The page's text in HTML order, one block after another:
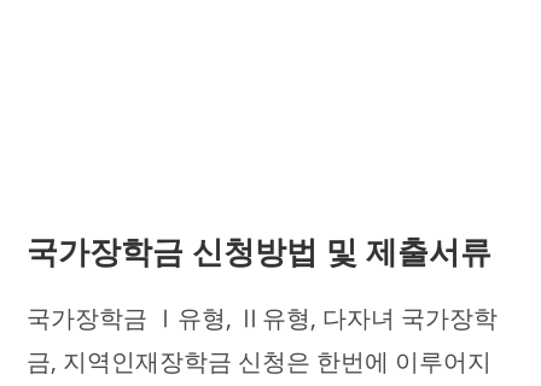
국가장학금 신청방법 및 제출서류
국가장학금 Ⅰ유형, Ⅱ유형, 다자녀 국가장학
금, 지역인재장학금 신청은 한번에 이루어지